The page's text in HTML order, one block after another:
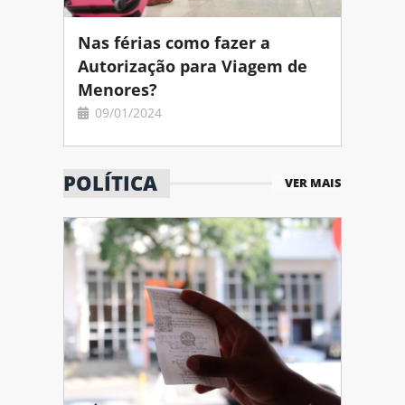
Nas férias como fazer a
Autorização para Viagem de
Menores?
09/01/2024
POLÍTICA VER MAIS